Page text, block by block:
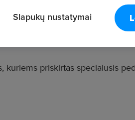
kuriems priskirtas specialusis
Slapukų nustatymai